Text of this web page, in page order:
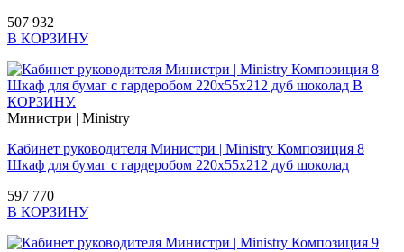
507 932
В КОРЗИНУ
Министри | Ministry
Кабинет руководителя Министри | Ministry Композиция 8
Шкаф для бумаг с гардеробом 220х55х212 дуб шоколад
597 770
В КОРЗИНУ